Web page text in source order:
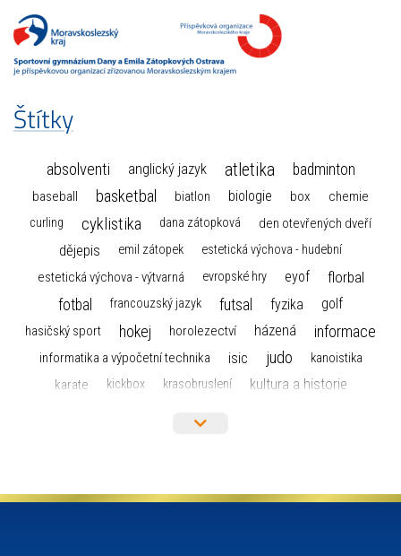
Štítky
absolventi anglický jazyk atletika badminton
baseball basketbal biatlon biologie box chemie
curling cyklistika dana zátopková den otevřených dveří
dějepis emil zátopek estetická výchova - hudební
estetická výchova - výtvarná evropské hry eyof florbal
fotbal francouzský jazyk futsal fyzika golf
hasičský sport hokej horolezectví házená informace
informatika a výpočetní technika isic judo
kanoistika
karate
kickbox krasobruslení
kultura a historie
olympiáda dětí a mládeže organizace plavání